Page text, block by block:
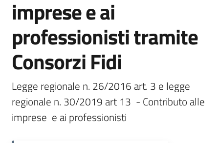
Leggi
Atti
Bandi
Piani
Programmi
Progetti
imprese e ai
professionisti tramite
Consorzi Fidi
Legge regionale n. 26/2016 art. 3 e legge
regionale n. 30/2019 art 13  - Contributo alle
imprese  e ai professionisti